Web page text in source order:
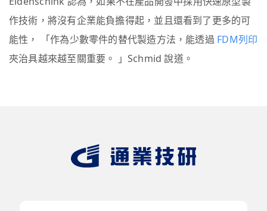
作技術，將沒有企業能負擔得起，並且還看到了更多的可
能性， 「作為少數零件的替代製造方法，能透過 FDM列印
夾治具越來越至關重要。 」Schmid 說道。